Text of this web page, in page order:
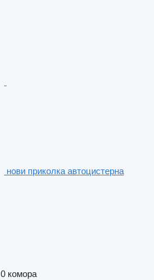
нови приколка автоцистерна
0 комора